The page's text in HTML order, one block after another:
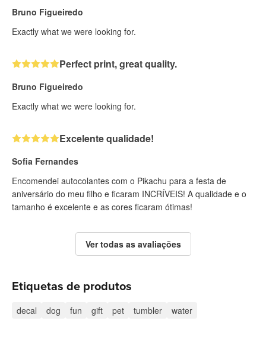
Bruno Figueiredo
Exactly what we were looking for.
Perfect print, great quality.
Bruno Figueiredo
Exactly what we were looking for.
Excelente qualidade!
Sofia Fernandes
Encomendei autocolantes com o Pikachu para a festa de
aniversário do meu filho e ficaram INCRÍVEIS! A qualidade e o
tamanho é excelente e as cores ficaram ótimas!
Ver todas as avaliações
Etiquetas de produtos
decal dog fun gift pet tumbler water